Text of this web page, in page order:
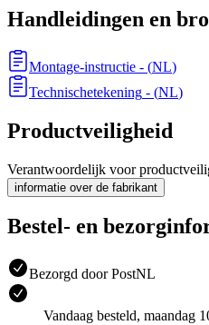
Handleidingen en
Montage-instructie - (NL)
Technischetekening - (NL)
Productveiligheid
Verantwoordelijk voor
informatie over de fabrikant
Bestel- en
Bezorgd door PostNL
Vandaag besteld, maandag